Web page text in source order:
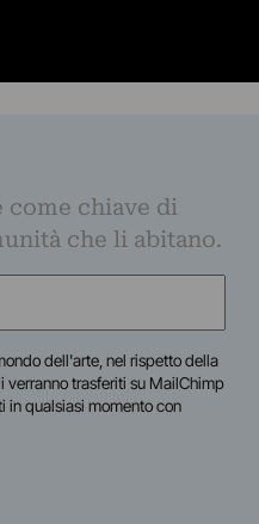
chiave di
che li abitano.
dell'arte, nel rispetto della
verranno trasferiti su MailChimp
in qualsiasi momento con